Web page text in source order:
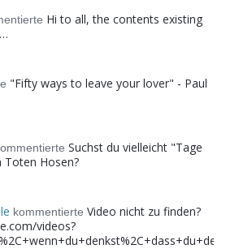
Hi to all, the contents existing
"Fifty ways to leave your lover" - Paul
Suchst du vielleicht "Tage
Toten Hosen?
kommentierte Video nicht zu finden?
videos?